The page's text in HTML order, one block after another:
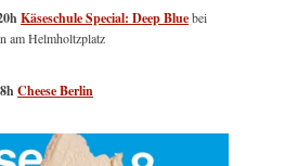
Käseschule Special: Deep Bluebei
am Helmholtzplatz
Cheese Berlin